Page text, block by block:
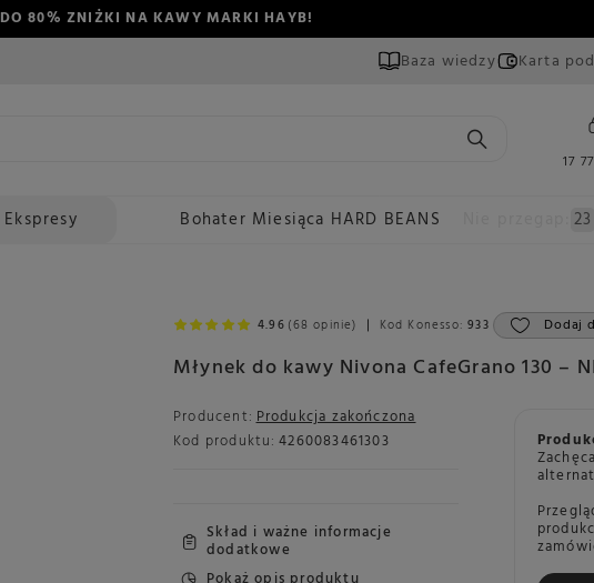
DO 80% ZNIŻKI NA KAWY MARKI HAYB!
Baza wiedzy Karta
17
Ekspresy Bohater Miesiąca HARD BEANS 23
Młynek do kawy Nivona CafeGrano 130 –
4.96 (68 opinie) Kod Konesso:933 Dodaj
Producent: Produkcja zakończona
Kod produktu: 4260083461303
Skład i ważne informacje
dodatkowe